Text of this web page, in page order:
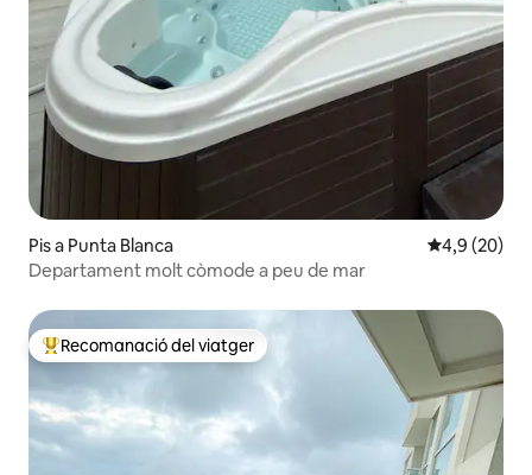
Pis a Punta Blanca 4,9 de
4,9 (20)
Departament molt còmode a peu de mar
Principals recomanacions dels viatgers
Recomanació del viatger